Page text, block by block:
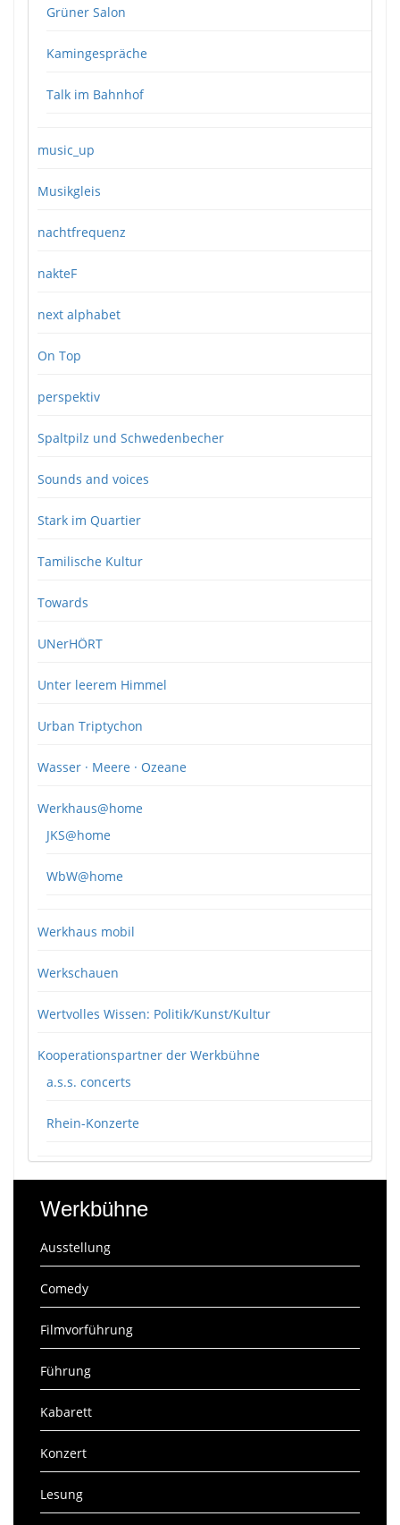
Grüner Salon
Kamingespräche
Talk im Bahnhof
music_up
Musikgleis
nachtfrequenz
nakteF
next alphabet
On Top
perspektiv
Spaltpilz und Schwedenbecher
Sounds and voices
Stark im Quartier
Tamilische Kultur
Towards
UNerHÖRT
Unter leerem Himmel
Urban Triptychon
Wasser · Meere · Ozeane
Werkhaus@home
JKS@home
WbW@home
Werkhaus mobil
Werkschauen
Wertvolles Wissen: Politik/Kunst/Kultur
Kooperationspartner der Werkbühne
a.s.s. concerts
Rhein-Konzerte
Werkbühne
Ausstellung
Comedy
Filmvorführung
Führung
Kabarett
Konzert
Lesung